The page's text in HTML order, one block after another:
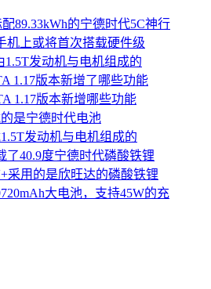
89.33kWh的宁德时代5C神行
机上或将首次搭载硬件级
1.5T发动机与电机组成的
1.17版本新增了哪些功能
1.17版本新增哪些功能
是宁德时代电池
发动机与电机组成的
了40.9度宁德时代磷酸铁锂
采用的是欣旺达的磷酸铁锂
大电池，支持45W的充